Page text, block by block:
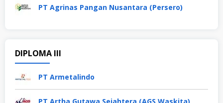
PT Agrinas Pangan Nusantara (Persero)
DIPLOMA III
PT Armetalindo